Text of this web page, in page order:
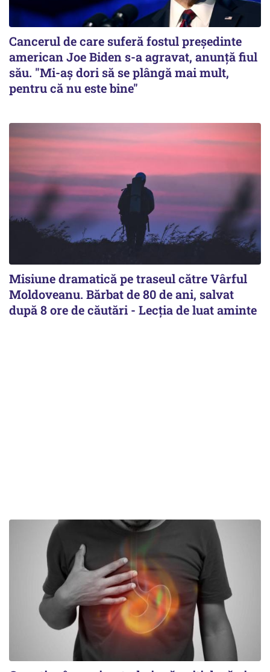
Cancerul de care suferă fostul preşedinte
american Joe Biden s-a agravat, anunță fiul
său. "Mi-aș dori să se plângă mai mult,
pentru că nu este bine"
Misiune dramatică pe traseul către Vârful
Moldoveanu. Bărbat de 80 de ani, salvat
după 8 ore de căutări - Lecția de luat aminte